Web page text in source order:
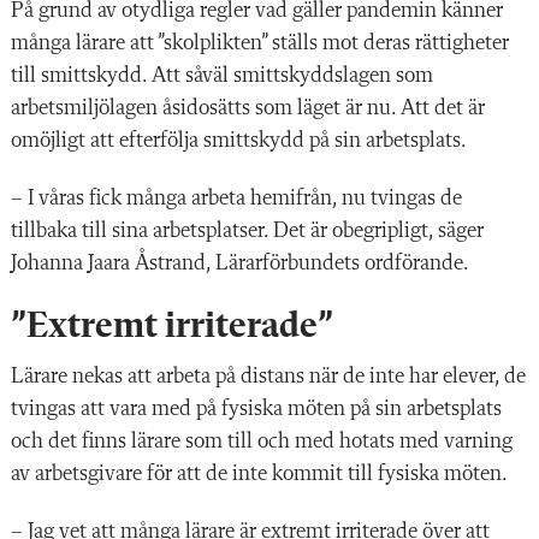
På grund av otydliga regler vad gäller pandemin känner
många lärare att ”skolplikten” ställs mot deras rättigheter
till smittskydd. Att såväl smittskyddslagen som
arbetsmiljölagen åsidosätts som läget är nu. Att det är
omöjligt att efterfölja smittskydd på sin arbetsplats.
– I våras fick många arbeta hemifrån, nu tvingas de
tillbaka till sina arbetsplatser. Det är obegripligt, säger
Johanna Jaara Åstrand, Lärarförbundets ordförande.
”Extremt irriterade”
Lärare nekas att arbeta på distans när de inte har elever, de
tvingas att vara med på fysiska möten på sin arbetsplats
och det finns lärare som till och med hotats med varning
av arbetsgivare för att de inte kommit till fysiska möten.
– Jag vet att många lärare är extremt irriterade över att